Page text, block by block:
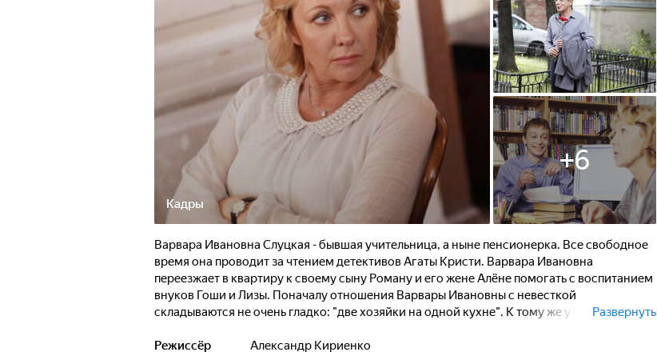
Кадры
+6
Варвара Ивановна Слуцкая - бывшая учительница, а ныне пенсионерка. Все свободное
время она проводит за чтением детективов Агаты Кристи. Варвара Ивановна
переезжает в квартиру к своему сыну Роману и его жене Алёне помогать с воспитанием
внуков Гоши и Лизы. Поначалу отношения Варвары Ивановны с невесткой
складываются не очень гладко: "две хозяйки на одной кухне". К тому же у Слуцкой-
обожающая всюду совать нос, находит себе занятие по душе...
Развернуть
Режиссёр Александр Кириенко